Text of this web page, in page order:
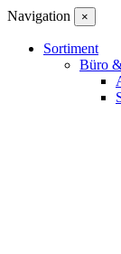
Navigation ×
Sortiment
Büro